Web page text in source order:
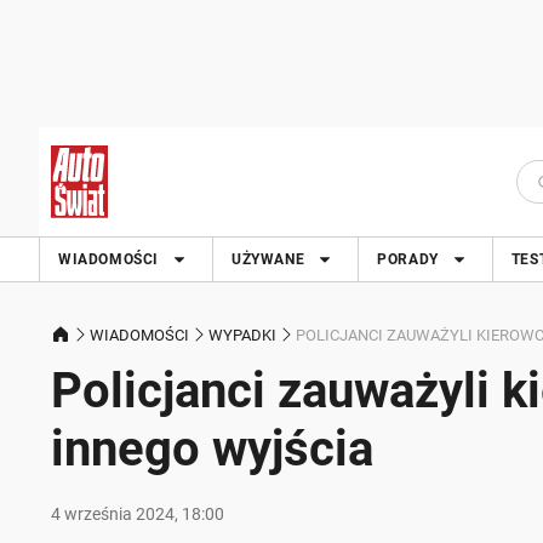
WIADOMOŚCI UŻYWANE PORADY
WIADOMOŚCI WYPADKI POLICJANCI ZAUWAŻYLI
Policjanci zauważyli
innego wyjścia
4 września 2024, 18:00